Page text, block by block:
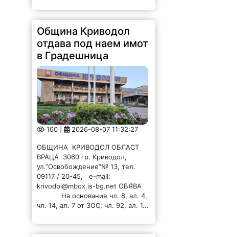
Община Криводол
отдава под наем имот
в Градешница
160 | 2026-08-07 11:32:27
ОБЩИНА КРИВОДОЛ ОБЛАСТ
ВРАЦА 3060 гр. Криводол,
ул.”Освобождение”№ 13, тел.
09117 / 20-45, e-mail:
krivodol@mbox.is-bg.net ОБЯВА
На основание чл. 8, ал. 4,
чл. 14, ал. 7 от ЗОС; чл. 92, ал. 1...